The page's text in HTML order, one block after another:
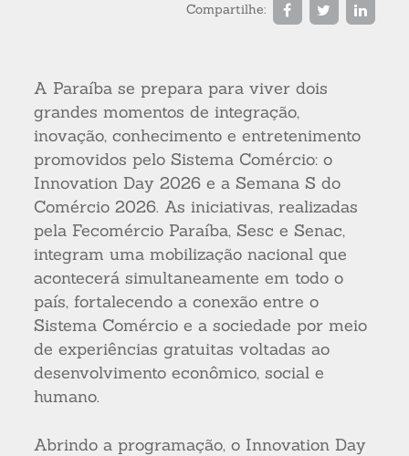
Compartilhe:
A Paraíba se prepara para viver dois
grandes momentos de integração,
inovação, conhecimento e entretenimento
promovidos pelo Sistema Comércio: o
Innovation Day 2026 e a Semana S do
Comércio 2026. As iniciativas, realizadas
pela Fecomércio Paraíba, Sesc e Senac,
integram uma mobilização nacional que
acontecerá simultaneamente em todo o
país, fortalecendo a conexão entre o
Sistema Comércio e a sociedade por meio
de experiências gratuitas voltadas ao
desenvolvimento econômico, social e
humano.
Abrindo a programação, o Innovation Day